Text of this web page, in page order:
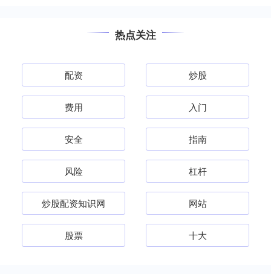
热点关注
配资 炒股
费用 入门
安全 指南
风险 杠杆
炒股配资知识网 网站
股票 十大